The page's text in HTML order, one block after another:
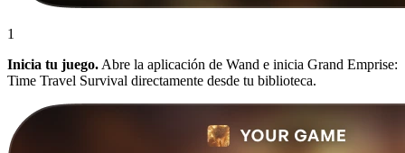
1
Inicia tu juego. Abre la aplicación de Wand e inicia Grand Emprise:
Time Travel Survival directamente desde tu biblioteca.